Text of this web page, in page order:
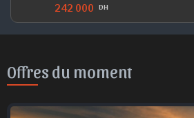
242 000 DH
Offres du moment